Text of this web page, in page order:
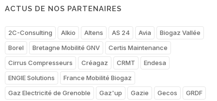
ACTUS DE NOS PARTENAIRES
2C-Consulting Alkio Altens AS 24 Avia
Biogaz Vallée
Borel
Bretagne Mobilité GNV
Certis Maintenance
Cirrus Compresseurs
Créagaz CRMT
Endesa
ENGIE Solutions
France Mobilité Biogaz
Gaz Electricité de Grenoble
Gaz'up Gazie Gecos
GRDF